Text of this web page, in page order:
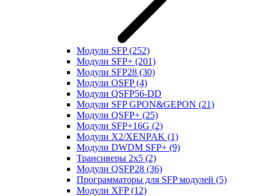
Модули SFP(252)
Модули SFP+ (201)
Модули SFP28 (30)
Модули OSFP(4)
Модули QSFP56-DD
Модули SFP GPON&GEPON (21)
Модули QSFP+ (25)
Модули SFP+16G (2)
Модули X2/XENPAK (1)
Модули DWDM SFP+ (9)
Трансиверы 2x5 (2)
Модули QSFP28 (36)
Программаторы для SFP модулей (5)
Модули XFP(12)